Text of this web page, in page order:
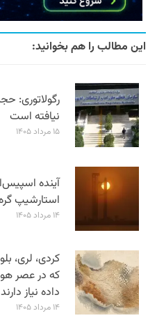
این مطالب را هم بخوانید:
رگولاتوری:
نیافته است
۱۵ مرداد ۱۴۰۵
آینده
استارشیپ
۱۴ مرداد ۱۴۰۵
کردی، لری،
که در عصر
داده نیاز دارند
۱۴ مرداد ۱۴۰۵